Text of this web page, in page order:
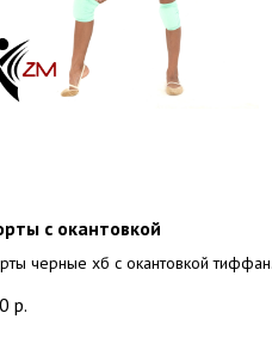
с окантовкой
черные хб с окантовкой
лайкра )
р.